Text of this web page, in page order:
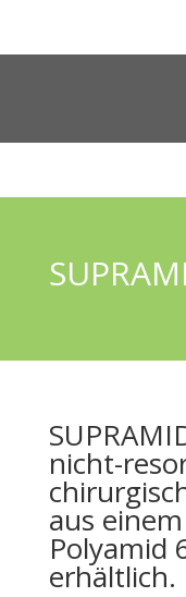
nicht-
aus
Polyamid
erhältlich.